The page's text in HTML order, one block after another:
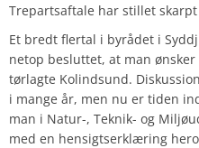
Trepartsaftale har stillet
Et bredt flertal i byrådet i
netop besluttet, at man
tørlagte Kolindsund.
i mange år, men nu er tiden
man i Natur-, Teknik- og
med en hensigtserklæring